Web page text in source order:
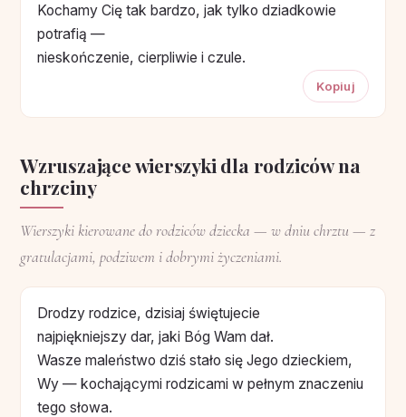
Kochamy Cię tak bardzo, jak tylko dziadkowie
potrafią —
nieskończenie, cierpliwie i czule.
Kopiuj
Wzruszające wierszyki dla rodziców na
chrzciny
Wierszyki kierowane do rodziców dziecka — w dniu chrztu — z
gratulacjami, podziwem i dobrymi życzeniami.
Drodzy rodzice, dzisiaj świętujecie
najpiękniejszy dar, jaki Bóg Wam dał.
Wasze maleństwo dziś stało się Jego dzieckiem,
Wy — kochającymi rodzicami w pełnym znaczeniu
tego słowa.